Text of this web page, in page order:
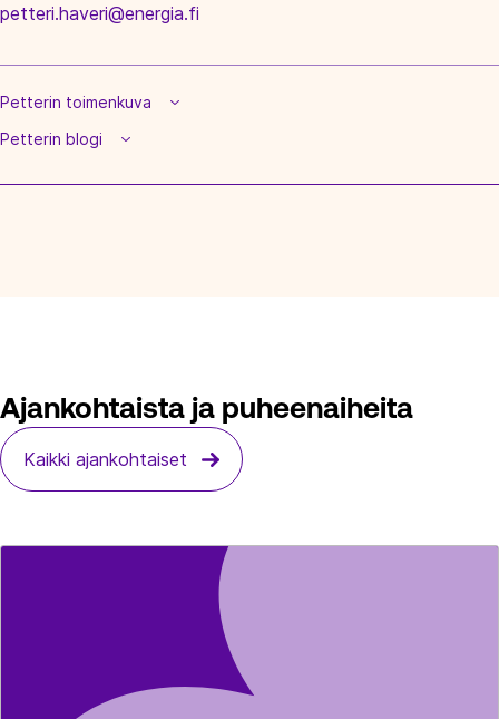
petteri.haveri@energia.fi
Petterin toimenkuva
Petterin blogi
Ajankohtaista ja puheenaiheita
Kaikki ajankohtaiset